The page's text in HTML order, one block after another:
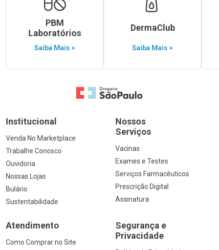
PBM
Laboratórios
Saiba Mais >
DermaClub
Saiba Mais >
Ir para a Home
Institucional
Venda No Marketplace
Trabalhe Conosco
Ouvidoria
Nossas Lojas
Bulário
Sustentabilidade
Nossos
Serviços
Vacinas
Exames e Testes
Serviços Farmacêuticos
Prescrição Digital
Assinatura
Atendimento
Como Comprar no Site
Segurança e
Privacidade